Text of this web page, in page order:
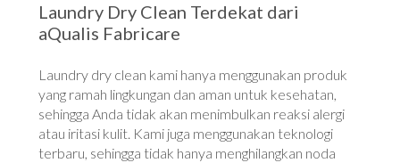
Laundry Dry Clean Terdekat dari
aQualis Fabricare
Laundry dry clean kami hanya menggunakan produk
yang ramah lingkungan dan aman untuk kesehatan,
sehingga Anda tidak akan menimbulkan reaksi alergi
atau iritasi kulit. Kami juga menggunakan teknologi
terbaru, sehingga tidak hanya menghilangkan noda